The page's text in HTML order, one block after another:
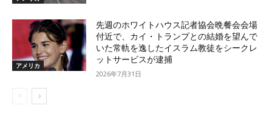
アメリカ
先週のホワイトハウス記者協会晩餐会会場
付近で、カイ・トランプとの結婚を望んで
いた常軌を逸したイスラム教徒をシークレ
ットサービスが逮捕
2026年7月31日